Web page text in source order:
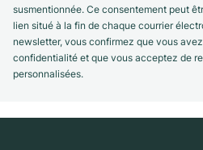
susmentionnée. Ce consentement peut
lien situé à la fin de chaque courrier
newsletter, vous confirmez que vous
confidentialité et que vous acceptez de
personnalisées.